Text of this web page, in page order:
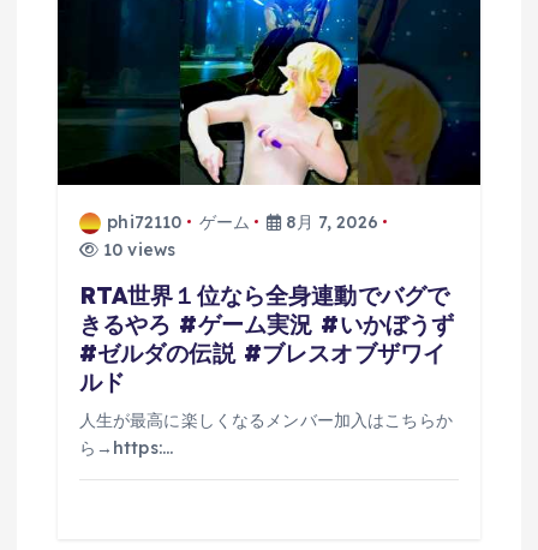
phi72110 ゲーム
8月 7, 2026
10 views
RTA世界１位なら全身連動でバグで
きるやろ #ゲーム実況 #いかぼうず
#ゼルダの伝説 #ブレスオブザワイ
ルド
人生が最高に楽しくなるメンバー加入はこちらか
ら→https:…